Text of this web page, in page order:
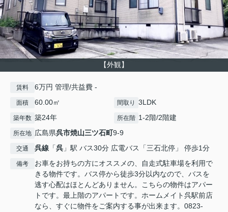
【外観】
賃料 6万円 管理/共益費 -
面積 60.00㎡ 間取り 3LDK
築年数 築24年 所在階 1-2階/2階建
所在地 広島県呉市焼山三ツ石町9-9
交通 呉線 「呉 」駅 バス30分 広電バス「三石北停」 停歩1分
備考
お車をお持ちの方にオススメの、自走式駐車場を利用で
きる物件です。バス停から徒歩3分以内なので、バスを
逃す心配はほとんどありません。こちらの物件はアパー
トです。最上階のアパートです。ホームメイト呉駅前店
なら、すぐに物件をご案内する事が出来ます。0823-